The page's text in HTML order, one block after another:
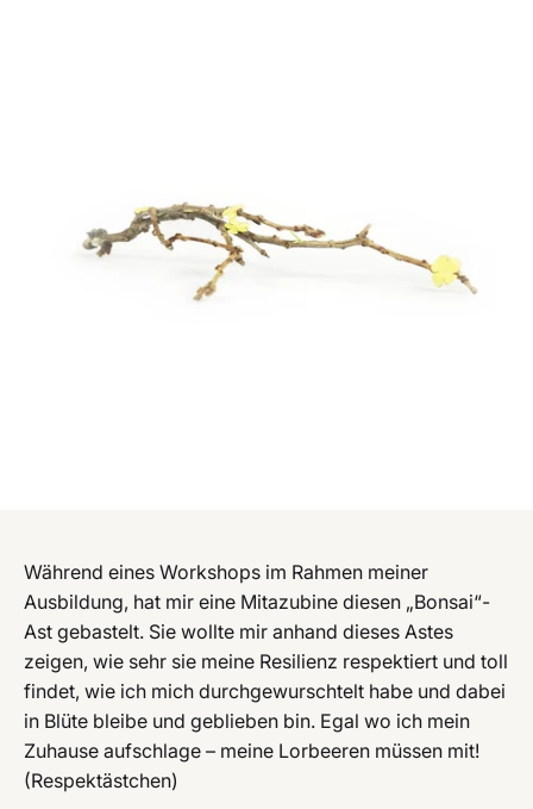
Während eines Workshops im Rahmen meiner
Ausbildung, hat mir eine Mitazubine diesen „Bonsai“-
Ast gebastelt. Sie wollte mir anhand dieses Astes
zeigen, wie sehr sie meine Resilienz respektiert und toll
findet, wie ich mich durchgewurschtelt habe und dabei
in Blüte bleibe und geblieben bin. Egal wo ich mein
Zuhause aufschlage – meine Lorbeeren müssen mit!
(Respektästchen)